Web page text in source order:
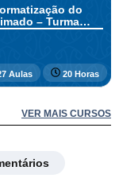
do
– Turma
Aulas 20 Horas
VER MAIS CURSOS